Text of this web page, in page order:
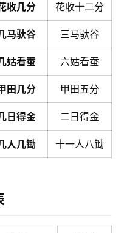
收几分 花收十二分
马驮谷 三马驮谷
姑看蚕 六姑看蚕
田几分 甲田五分
日得金 二日得金
人几锄 十一人八锄